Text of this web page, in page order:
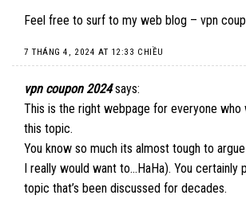
Feel free to surf to my web blog – vpn
7 THÁNG 4, 2024 AT 12:33 CHIỀU
vpn coupon 2024 says:
This is the right webpage for everyone who
this topic.
You know so much its almost tough to
I really would want to…HaHa). You certainly
topic that’s been discussed for decades.